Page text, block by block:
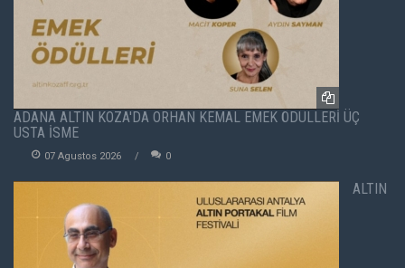
ADANA ALTIN KOZA'DA ORHAN KEMAL EMEK ÖDÜLLERİ ÜÇ
USTA İSME
07 Agustos 2026 0
ALTIN